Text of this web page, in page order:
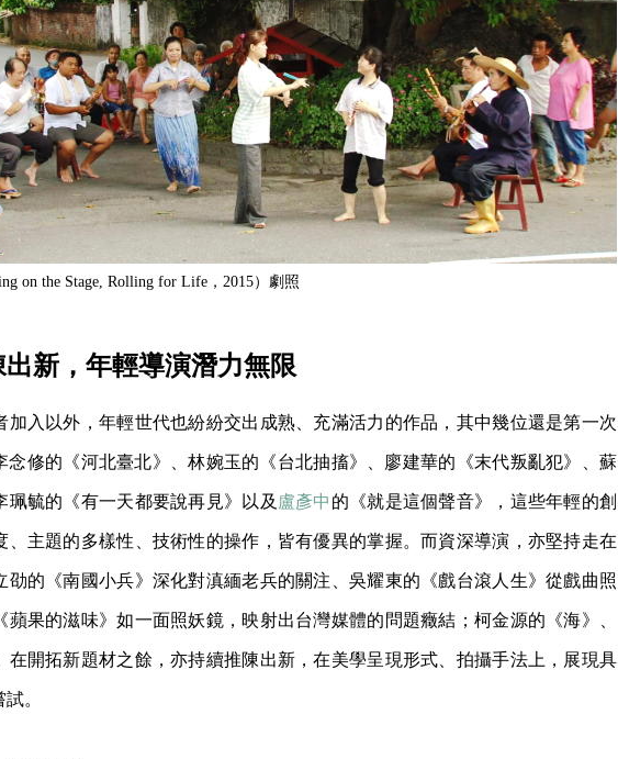
on the Stage, Rolling for Life，2015）劇照
新，年輕導演潛力無限
加入以外，年輕世代也紛紛交出成熟、充滿活力的作品，其中幾位還是第一次
修的《河北臺北》、林婉玉的《台北抽搐》、廖建華的《末代叛亂犯》、蘇
珮毓的《有一天都要說再見》以及 盧彥中 的《就是這個聲音》，這些年輕的創
、主題的多樣性、技術性的操作，皆有優異的掌握。而資深導演，亦堅持走在
劭的《南國小兵》深化對滇緬老兵的關注、吳耀東的《戲台滾人生》從戲曲照
蘋果的滋味》如一面照妖鏡，映射出台灣媒體的問題癥結；柯金源的《海》、
在開拓新題材之餘，亦持續推陳出新，在美學呈現形式、拍攝手法上，展現具
。